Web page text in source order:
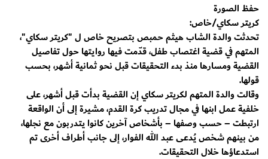
حفظ الصورة
كريتر سكاي/خاص:
تحدثت والدة الشاب هيثم حمبص بتصريح خاص ل "كريتر سكاي"،
المتهم في قضية اغتصاب طفل، قدّمت فيها روايتها حول تفاصيل
القضية ومسارها منذ بدء التحقيقات قبل نحو ثمانية أشهر، بحسب
قولها.
وقالت والدة المتهم لكريتر سكاي إن القضية بدأت قبل أشهر، على
خلفية عمل ابنها في مجال تدريب كرة القدم، مشيرة إلى أن الواقعة
ارتبطت – حسب وصفها – بأشخاص آخرين كانوا يتدربون مع نجلها،
من بينهم شخص يُدعى عبد الله الفوار، إلى جانب أطراف أخرى تم
استدعاؤها خلال التحقيقات.